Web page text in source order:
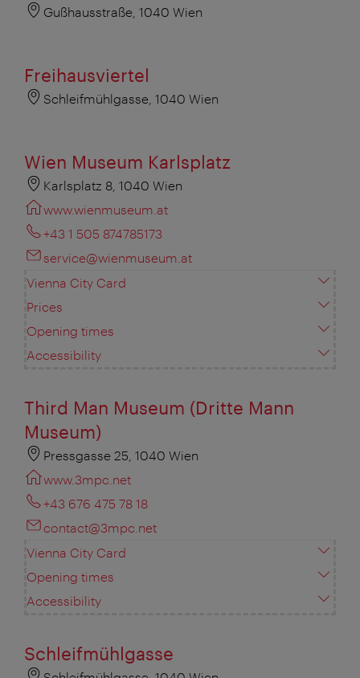
Gußhausstraße, 1040 Wien
Freihausviertel
Schleifmühlgasse, 1040 Wien
Wien Museum Karlsplatz
Karlsplatz 8, 1040 Wien
www.wienmuseum.at
+43 1 505 874785173
service@wienmuseum.at
Vienna City Card
Prices
Opening times
Accessibility
Third Man Museum (Dritte Mann
Museum)
Pressgasse 25, 1040 Wien
www.3mpc.net
+43 676 475 78 18
contact@3mpc.net
Vienna City Card
Opening times
Accessibility
Schleifmühlgasse